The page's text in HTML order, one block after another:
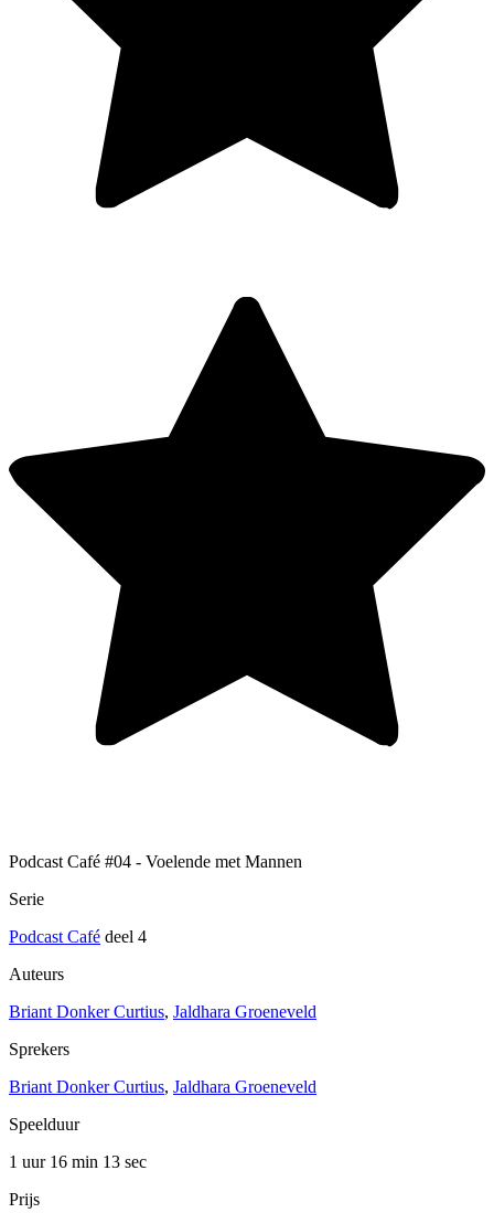
Podcast Café #04 - Voelende met Mannen
Serie
Podcast Café deel 4
Auteurs
Briant Donker Curtius, Jaldhara Groeneveld
Sprekers
Briant Donker Curtius, Jaldhara Groeneveld
Speelduur
1 uur 16 min 13 sec
Prijs